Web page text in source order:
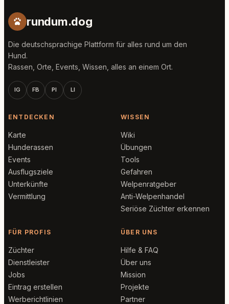
rundum.dog
Die deutschsprachige Plattform für alles rund um den
Hund.
Rassen, Orte, Events, Wissen, alles an einem Ort.
IG FB PI LI
ENTDECKEN
Karte
Hunderassen
Events
Ausflugsziele
Unterkünfte
Vermittlung
WISSEN
Wiki
Übungen
Tools
Gefahren
Welpenratgeber
Anti-Welpenhandel
Seriöse Züchter erkennen
FÜR PROFIS
Züchter
Dienstleister
Jobs
Eintrag erstellen
Werberichtlinien
ÜBER UNS
Hilfe & FAQ
Über uns
Mission
Projekte
Partner